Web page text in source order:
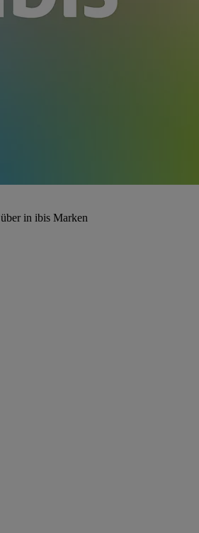
über in ibis Marken